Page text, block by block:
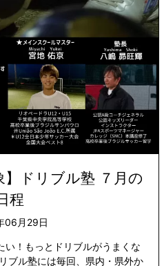
】ドリブル塾 ７月の
程
06月29日
い！もっとドリブルがうまくな
ブル塾には毎回、県内・県外か